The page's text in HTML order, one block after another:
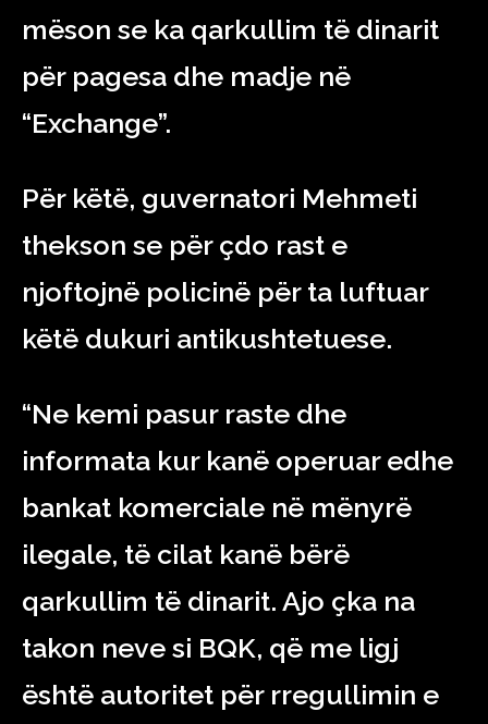
mëson se ka qarkullim të dinarit
për pagesa dhe madje në
“Exchange”.
Për këtë, guvernatori Mehmeti
thekson se për çdo rast e
njoftojnë policinë për ta luftuar
këtë dukuri antikushtetuese.
“Ne kemi pasur raste dhe
informata kur kanë operuar edhe
bankat komerciale në mënyrë
ilegale, të cilat kanë bërë
qarkullim të dinarit. Ajo çka na
takon neve si BQK, që me ligj
është autoritet për rregullimin e